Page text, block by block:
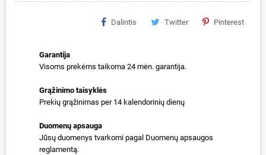
Dalintis Twitter Pinterest
Garantija
Visoms prekėms taikoma 24 mėn. garantija.
Grąžinimo taisyklės
Prekių grąžinimas per 14 kalendorinių dienų
Duomenų apsauga
Jūsų duomenys tvarkomi pagal Duomenų apsaugos
reglamentą.